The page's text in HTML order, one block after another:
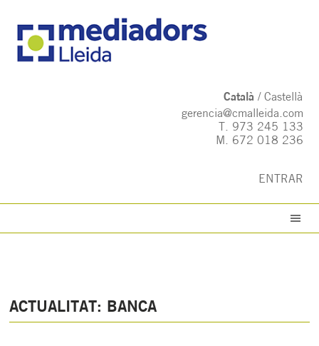
Català
Castellà
gerencia@cmalleida.com
T. 973 245 133
M. 672 018 236
ENTRAR
ACTUALITAT: BANCA